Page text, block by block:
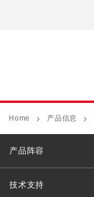
Home 产品信息
产品阵容
技术支持